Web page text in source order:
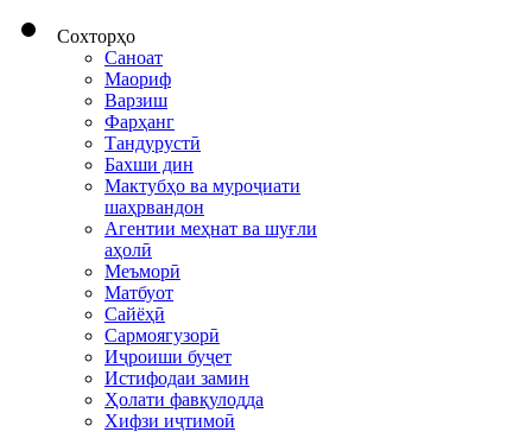
Сохторҳо
Саноат
Маориф
Варзиш
Фарҳанг
Тандурустӣ
Бахши дин
Мактубҳо ва муроҷиати
шаҳрвандон
Агентии меҳнат ва шуғли
аҳолӣ
Меъморӣ
Матбуот
Сайёҳӣ
Сармоягузорӣ
Иҷроиши буҷет
Истифодаи замин
Ҳолати фавқулодда
Хифзи иҷтимоӣ